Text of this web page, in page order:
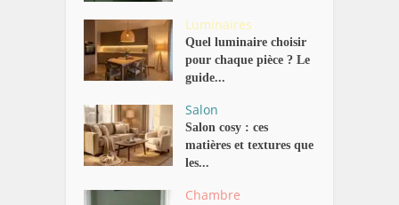
Luminaires
Quel luminaire choisir
pour chaque pièce ? Le
guide...
Salon
Salon cosy : ces
matières et textures que
les...
Chambre